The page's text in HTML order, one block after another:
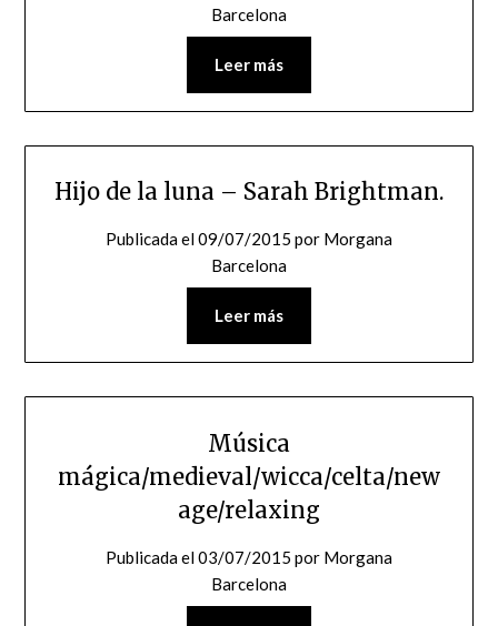
Barcelona
Leer más
Hijo de la luna – Sarah Brightman.
Publicada el09/07/2015 por Morgana
Barcelona
Leer más
Música
mágica/medieval/wicca/celta/new
age/relaxing
Publicada el03/07/2015 por Morgana
Barcelona